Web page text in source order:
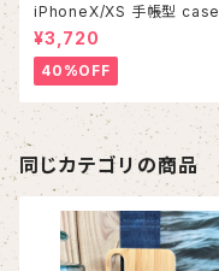
iPhoneX/XS 手帳型 case
¥3,720
40%OFF
同じカテゴリの商品